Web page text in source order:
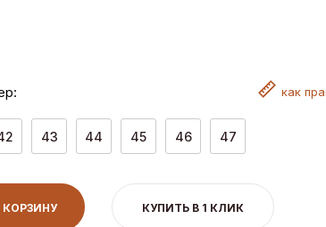
как
43 44 45 46 47
КУПИТЬ В 1 КЛИК